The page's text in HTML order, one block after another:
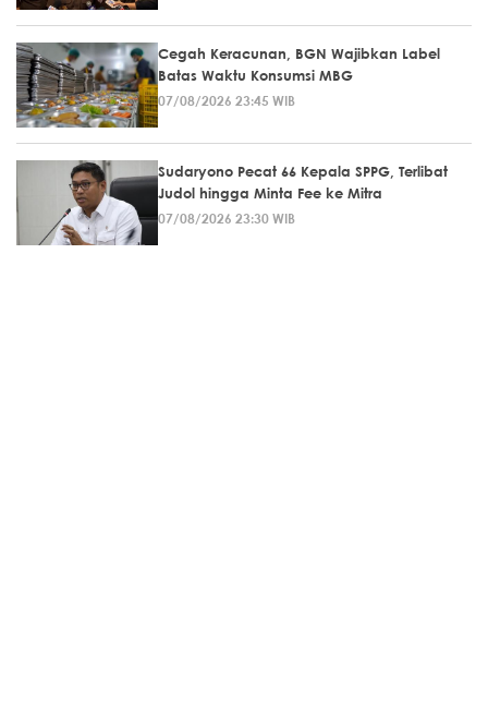
Cegah Keracunan, BGN Wajibkan Label
Batas Waktu Konsumsi MBG
07/08/2026 23:45 WIB
Sudaryono Pecat 66 Kepala SPPG, Terlibat
Judol hingga Minta Fee ke Mitra
07/08/2026 23:30 WIB